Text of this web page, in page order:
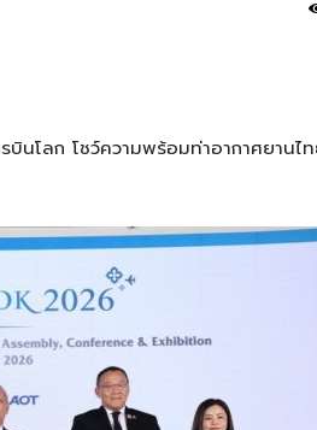
นโลก โชว์ความพร้อมท่าอากาศยานไ